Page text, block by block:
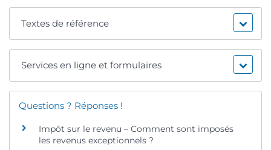
Textes de référence
Services en ligne et formulaires
Questions ? Réponses !
Impôt sur le revenu – Comment sont imposés
les revenus exceptionnels ?